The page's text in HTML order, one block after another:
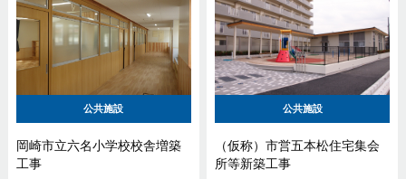
公共施設
岡崎市立六名小学校校舎増築
工事
公共施設
（仮称）市営五本松住宅集会
所等新築工事